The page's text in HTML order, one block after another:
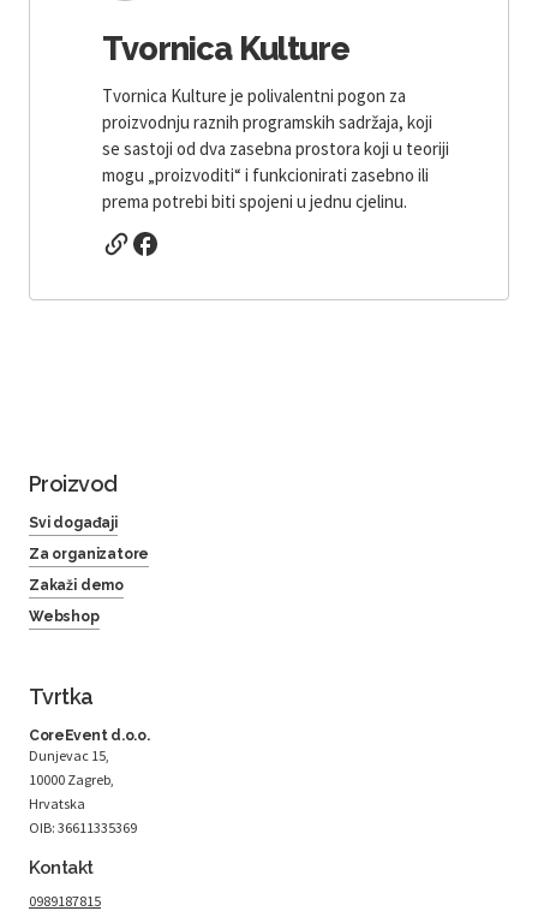
Tvornica Kulture
Tvornica Kulture je polivalentni pogon za
proizvodnju raznih programskih sadržaja, koji
se sastoji od dva zasebna prostora koji u teoriji
mogu „proizvoditi“ i funkcionirati zasebno ili
prema potrebi biti spojeni u jednu cjelinu.
Proizvod
Svi događaji
Za organizatore
Zakaži demo
Webshop
Tvrtka
CoreEvent d.o.o.
Dunjevac 15,
10000 Zagreb,
Hrvatska
OIB: 36611335369
Kontakt
0989187815